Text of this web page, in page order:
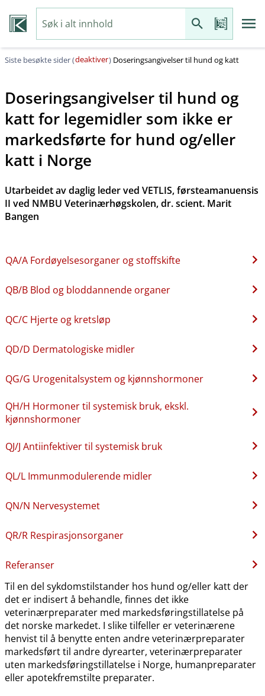
Siste besøkte sider (deaktiver) Doseringsangivelser til hund og katt
Doseringsangivelser til hund og
katt for legemidler som ikke er
markedsførte for hund og​/​eller
katt i Norge
Utarbeidet av daglig leder ved VETLIS, førsteamanuensis
II ved NMBU Veterinærhøgskolen, dr. scient. Marit
Bangen
QA​/​A Fordøyelsesorganer og stoffskifte
QB​/​B Blod og bloddannende organer
QC​/​C Hjerte og kretsløp
QD​/​D Dermatologiske midler
QG​/​G Urogenitalsystem og kjønnshormoner
QH​/​H Hormoner til systemisk bruk, ekskl.
kjønnshormoner
QJ​/​J Antiinfektiver til systemisk bruk
QL​/​L Immunmodulerende midler
QN​/​N Nervesystemet
QR​/​R Respirasjonsorganer
Referanser
Til en del sykdomstilstander hos hund og​/​eller katt der
det er indisert å behandle, finnes det ikke
veterinærpreparater med markedsføringstillatelse på
det norske markedet. I slike tilfeller er veterinærene
henvist til å benytte enten andre veterinærpreparater
markedsført til andre dyrearter, veterinærpreparater
uten markedsføringstillatelse i Norge, humanpreparater
eller apotekfremstilte preparater.